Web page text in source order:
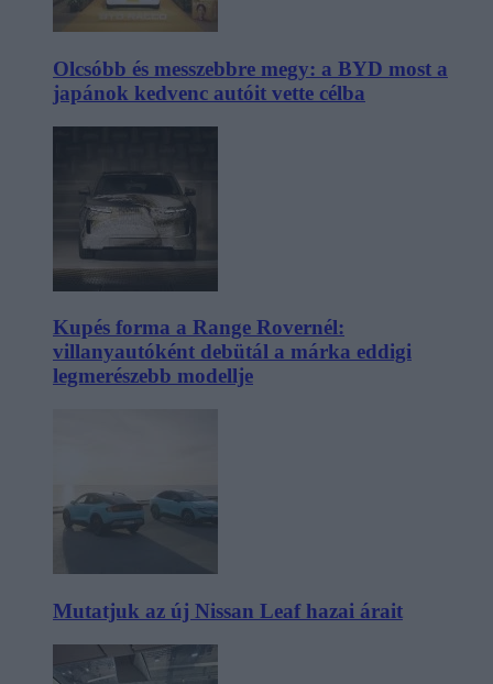
Olcsóbb és messzebbre megy: a BYD most a
japánok kedvenc autóit vette célba
Kupés forma a Range Rovernél:
villanyautóként debütál a márka eddigi
legmerészebb modellje
Mutatjuk az új Nissan Leaf hazai árait